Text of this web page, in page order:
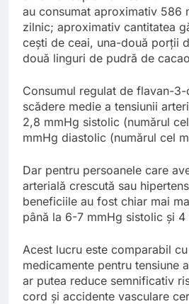
au consumat aproximativ 586
zilnic; aproximativ cantitatea
cești de ceai, una-două porții
două linguri de pudră de
Consumul regulat de flavan-
scădere medie a tensiunii
2,8 mmHg sistolic (numărul
mmHg diastolic (numărul cel
Dar pentru persoanele care
arterială crescută sau
beneficiile au fost chiar mai
până la 6-7 mmHg sistolic și
Acest lucru este comparabil
medicamente pentru tensiune
ar putea reduce semnificativ
cord și accidente vasculare